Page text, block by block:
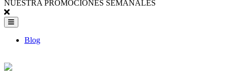
NUESTRA PROMOCIONES SEMANALES
Blog